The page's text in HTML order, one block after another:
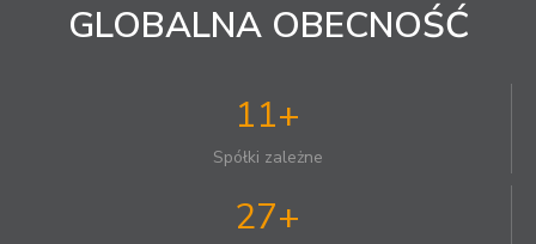
GLOBALNA OBECNOŚĆ
11+
Spółki zależne
27+